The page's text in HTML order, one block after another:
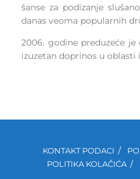
šanse za podizanje
danas veoma popularnih
2006. godine preduzeće
izuzetan doprinos u oblasti
KONTAKT PODACI
POLITIKA KOLAČIĆA